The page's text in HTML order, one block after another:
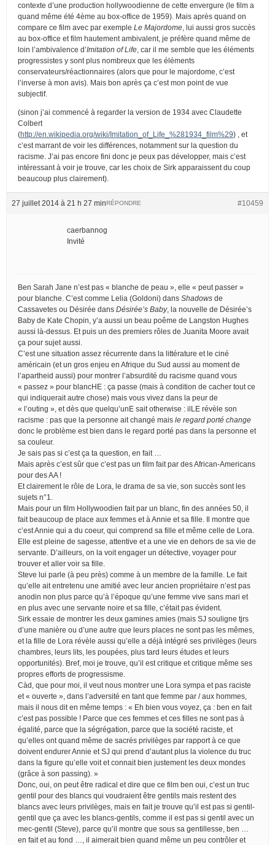
contexte d’une production hollywoodienne de cette envergure (le film a
quand même été 4ème au box-office de 1959). Mais après quand on
compare ce film avec par exemple Le Majordome , lui aussi gros succès
au box-office et film hautement ambivalent, je préfère quand même de
loin l’ambivalence d’Imitation of Life , car il me semble que les éléments
progressistes y sont plus nombreux que les éléments
conservateurs/réactionnaires (alors que pour le majordome, c’est
l’inverse à mon avis). Mais bon après ça c’est mon point de vue
subjectif.
(sinon j’ai commencé à regarder la version de 1934 avec Claudette
Colbert
(http://en.wikipedia.org/wiki/Imitation_of_Life_%281934_film%29) , et
c’est marrant de voir les différences, notamment sur la question du
racisme. J’ai pas encore fini donc je peux pas développer, mais c’est
intéressant à voir je trouve, car les choix de Sirk apparaissent du coup
beaucoup plus clairement).
27 juillet 2014 à 21 h 27 min #10459
RÉPONDRE
caerbannog
Invité
Ben Sarah Jane n’est pas « blanche de peau », elle « peut passer »
pour blanche. C’est comme Lelia (Goldoni) dans Shadows de
Cassavetes ou Désirée dans Désirée’s Baby, la nouvelle de Désirée’s
Baby de Kate Chopin, y’a aussi un beau poême de Langston Hughes
aussi là-dessus. Et puis un des premiers rôles de Juanita Moore avait
ça pour sujet aussi.
C’est une situation assez récurrente dans la littérature et le ciné
américain (et un gros enjeu en Afrique du Sud aussi au moment de
l’apartheid aussi) pour montrer l’absurdité du racisme quand vous
« passez » pour blancHE : ça passe (mais à condition de cacher tout ce
qui indiquerait autre chose) mais vous vivez dans la peur de
« l’outing », et dès que quelqu’unE sait otherwise : ilLE révèle son
racisme : pas que la personne ait changé mais le regard porté change
donc le problème est bien dans le regard porté pas dans la personne et
sa couleur.
Je sais pas si c’est ça ta question, en fait …
Mais après c’est sûr que c’est pas un film fait par des African-Americans
pour des AA !
Et clairement le rôle de Lora, le drama de sa vie, son succès sont les
sujets n°1.
Mais pour un film Hollywoodien fait par un blanc, fin des années 50, il
fait beaucoup de place aux femmes et à Annie et sa fille. Il montre que
c’est Annie qui a du coeur, qui comprend sa fille et même celle de Lora.
Elle est pleine de sagesse, attentive et a une vie en dehors de sa vie de
servante. D’ailleurs, on la voit engager un détective, voyager pour
trouver et aller voir sa fille.
Steve lui parle (à peu près) comme à un membre de la famille. Le fait
qu’elle ait entretenu une amitié avec leur ancien propriétaire n’est pas
anodin non plus parce qu’à l’époque qu’une femme vive sans mari et
en plus avec une servante noire et sa fille, c’était pas évident.
Sirk essaie de montrer les deux gamines amies (mais SJ souligne tjrs
d’une manière ou d’une autre que leurs places ne sont pas les mêmes,
et la fille de Lora révèle aussi qu’elle a déjà intégré ses privilèges (leurs
chambres, leurs lits, les poupées, plus tard leurs études et leurs
opportunités). Bref, moi je trouve, qu’il est critique et critique même ses
propres efforts de progressisme.
Càd, que pour moi, il veut nous montrer une Lora sympa et pas raciste
et « ouverte », dans l’adversité en tant que femme par / aux hommes,
mais il nous dit en même temps : « Eh bien vous voyez, ça : ben en fait
c’est pas possible ! Parce que ces femmes et ces filles ne sont pas à
égalité, parce que la ségrégation, parce que la société raciste, et
qu’elles ont quand même de sacrés privilèges par rapport à ce que
doivent endurer Annie et SJ qui prend d’autant plus la violence du truc
dans la figure qu’elle voit et connait bien justement les deux mondes
(grâce à son passing). »
Donc, oui, on peut être radical et dire que ce film ben oui, c’est un truc
gentil pour des blancs qui voudraient être gentils mais restent des
blancs avec leurs privilèges, mais en fait je trouve qu’il est pas si gentil-
gentil que ça avec les blancs-gentils, comme il est pas si gentil avec un
mec-gentil (Steve), parce qu’il montre que sous sa gentillesse, ben …
en fait et au fond …, il aimerait bien quand même un peu contrôler et